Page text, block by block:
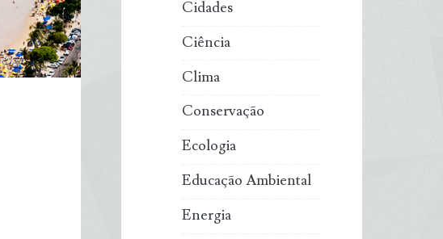
Cidades
Ciência
Clima
Conservação
Ecologia
Educação Ambiental
Energia